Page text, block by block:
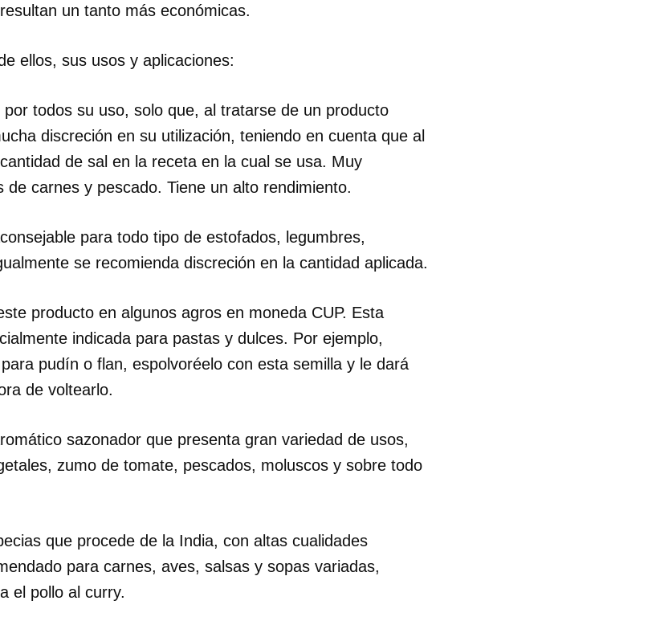
un tanto más económicas.
ellos, sus usos y aplicaciones:
por todos su uso, solo que, al tratarse de un producto
discreción en su utilización, teniendo en cuenta que al
de sal en la receta en la cual se usa. Muy
de carnes y pescado. Tiene un alto rendimiento.
para todo tipo de estofados, legumbres,
se recomienda discreción en la cantidad aplicada.
producto en algunos agros en moneda CUP. Esta
indicada para pastas y dulces. Por ejemplo,
pudín o flan, espolvoréelo con esta semilla y le dará
de voltearlo.
sazonador que presenta gran variedad de usos,
zumo de tomate, pescados, moluscos y sobre todo
que procede de la India, con altas cualidades
para carnes, aves, salsas y sopas variadas,
el pollo al curry.